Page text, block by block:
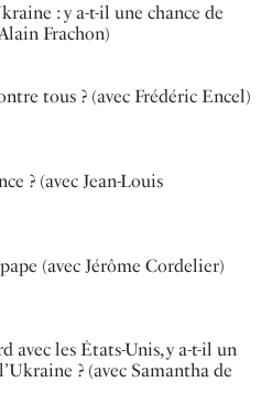
: y a-t-il une chance de
Frachon)
tous ? (avec Frédéric Encel)
? (avec Jean-Louis
(avec Jérôme Cordelier)
avec les États-Unis, y a-t-il un
? (avec Samantha de